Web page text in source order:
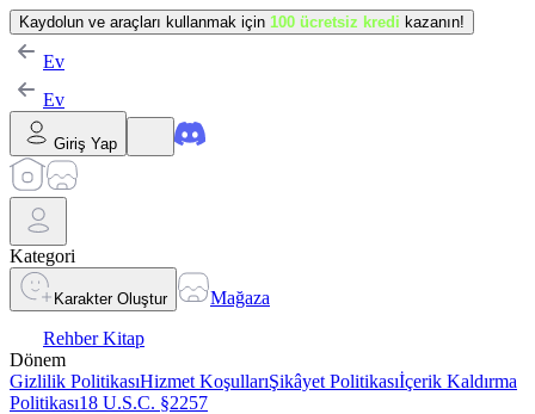
Kaydolun ve araçları kullanmak için 100 ücretsiz kredi kazanın!
Ev
Ev
Giriş Yap
Kategori
Karakter Oluştur
Mağaza
Rehber Kitap
Dönem
Gizlilik PolitikasıHizmet KoşullarıŞikâyet Politikasıİçerik Kaldırma
Politikası18 U.S.C. §2257